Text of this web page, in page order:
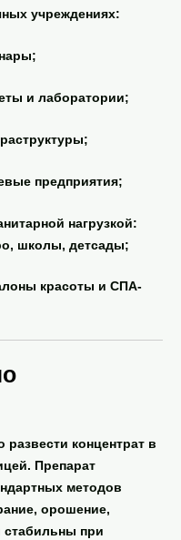
учреждениях:
и лаборатории;
предприятия;
нагрузкой:
школы, детсады;
красоты и СПА-
концентрат в
Препарат
методов
орошение,
стабильны при